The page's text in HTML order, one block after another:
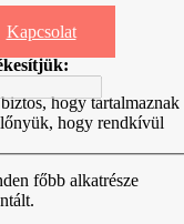
Kapcsolat
hogy tartalmaznak
hogy rendkívül
főbb alkatrésze